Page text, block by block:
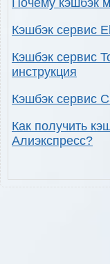
Почему кэшбэк
Кэшбэк сервис
Кэшбэк сервис
инструкция
Кэшбэк сервис
Как получить
Алиэкспресс?